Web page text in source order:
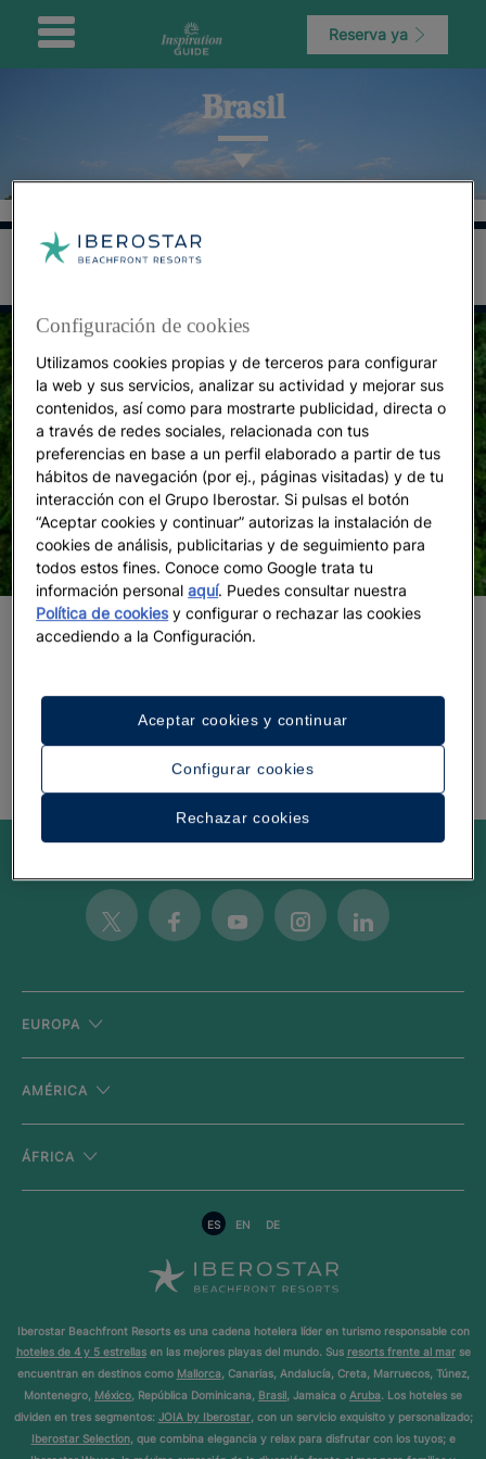
Reserva ya
Brasil
Twitter FacebookYoutubeInstagramLinkedin
EUROPA
AMÉRICA
ÁFRICA
ES EN DE
Iberostar Beachfront Resorts es una cadena hotelera líder en turismo responsable con
hoteles de 4 y 5 estrellasen las mejores playas del mundo. Sus resorts frente al marse
encuentran en destinos como Mallorca, Canarias, Andalucía, Creta, Marruecos, Túnez,
Montenegro, México, República Dominicana, Brasil, Jamaica o Aruba. Los hoteles se
dividen en tres segmentos: JOIA by Iberostar, con un servicio exquisito y personalizado;
Iberostar Selection, que combina elegancia y relax para disfrutar con los tuyos; e
Configuración de cookies
Utilizamos cookies propias y de terceros para configurar
la web y sus servicios, analizar su actividad y mejorar sus
contenidos, así como para mostrarte publicidad, directa o
a través de redes sociales, relacionada con tus
preferencias en base a un perfil elaborado a partir de tus
hábitos de navegación (por ej., páginas visitadas) y de tu
interacción con el Grupo Iberostar. Si pulsas el botón
“Aceptar cookies y continuar” autorizas la instalación de
cookies de análisis, publicitarias y de seguimiento para
todos estos fines. Conoce como Google trata tu
información personalaquí. Puedes consultar nuestra
Política de cookiesy configurar o rechazar las cookies
accediendo a la Configuración.
Configurar cookies
Rechazar cookies
Aceptar cookies y continuar